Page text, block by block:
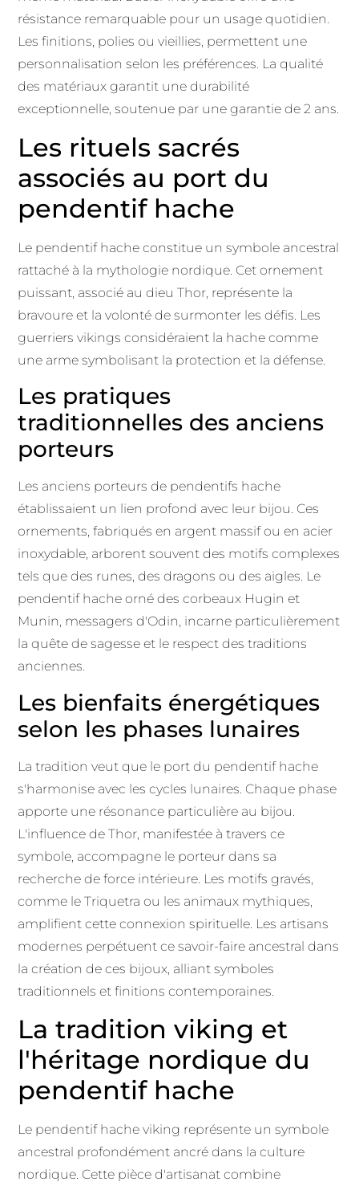
résistance remarquable pour un usage quotidien.
Les finitions, polies ou vieillies, permettent une
personnalisation selon les préférences. La qualité
des matériaux garantit une durabilité
exceptionnelle, soutenue par une garantie de 2 ans.
Les rituels sacrés
associés au port du
pendentif hache
Le pendentif hache constitue un symbole ancestral
rattaché à la mythologie nordique. Cet ornement
puissant, associé au dieu Thor, représente la
bravoure et la volonté de surmonter les défis. Les
guerriers vikings considéraient la hache comme
une arme symbolisant la protection et la défense.
Les pratiques
traditionnelles des anciens
porteurs
Les anciens porteurs de pendentifs hache
établissaient un lien profond avec leur bijou. Ces
ornements, fabriqués en argent massif ou en acier
inoxydable, arborent souvent des motifs complexes
tels que des runes, des dragons ou des aigles. Le
pendentif hache orné des corbeaux Hugin et
Munin, messagers d'Odin, incarne particulièrement
la quête de sagesse et le respect des traditions
anciennes.
Les bienfaits énergétiques
selon les phases lunaires
La tradition veut que le port du pendentif hache
s'harmonise avec les cycles lunaires. Chaque phase
apporte une résonance particulière au bijou.
L'influence de Thor, manifestée à travers ce
symbole, accompagne le porteur dans sa
recherche de force intérieure. Les motifs gravés,
comme le Triquetra ou les animaux mythiques,
amplifient cette connexion spirituelle. Les artisans
modernes perpétuent ce savoir-faire ancestral dans
la création de ces bijoux, alliant symboles
traditionnels et finitions contemporaines.
La tradition viking et
l'héritage nordique du
pendentif hache
Le pendentif hache viking représente un symbole
ancestral profondément ancré dans la culture
nordique. Cette pièce d'artisanat combine